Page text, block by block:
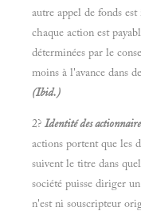
autre appel de fonds
chaque action est
déterminées par le
moins à l'avance dans
(Ibid.)
2? Identité des
actions portent que les
suivent le titre dans
société puisse diriger
n'est ni souscripteur